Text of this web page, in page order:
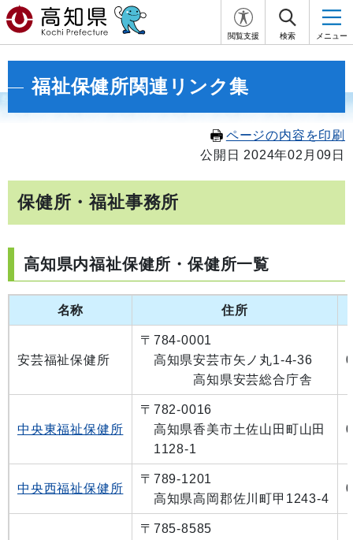
閲覧支援 検索 メニュー
福祉保健所関連リンク集
ページの内容を印刷
公開日 2024年02月09日
保健所・福祉事務所
高知県内福祉保健所・保健所一覧
名称 住所
安芸福祉保健所
〒784-0001
高知県安芸市矢ノ丸1-4-36
高知県安芸総合庁舎
中央東福祉保健所
〒782-0016
高知県香美市土佐山田町山田
1128-1
中央西福祉保健所
〒789-1201
高知県高岡郡佐川町甲1243-4
〒785-8585